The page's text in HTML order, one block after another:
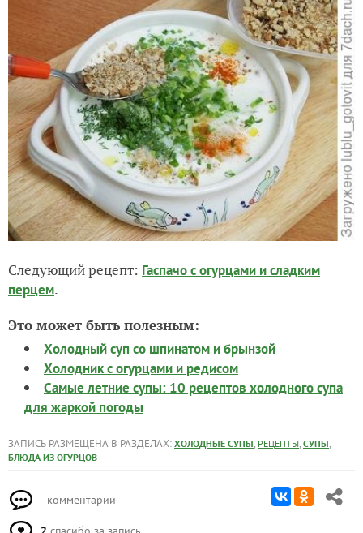
Следующий рецепт: Гаспачо с огурцами и сладким
перцем.
Это может быть полезным:
Холодный суп со шпинатом и брынзой
Холодник с огурцами и редисом
Самые летние супы: 10 рецептов холодного супа
для жаркой погоды
ЗАПИСЬ РАЗМЕЩЕНА В РАЗДЕЛАХ: ХОЛОДНЫЕ СУПЫ, РЕЦЕПТЫ, СУПЫ,
БЛЮДА ИЗ ОГУРЦОВ
комментарии